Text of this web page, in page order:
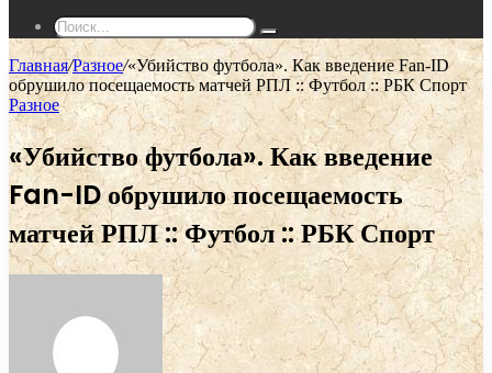
Поиск...
Главная/Разное/«Убийство футбола». Как введение Fan-ID
обрушило посещаемость матчей РПЛ :: Футбол :: РБК Спорт
Разное
«Убийство футбола». Как введение
Fan-ID обрушило посещаемость
матчей РПЛ :: Футбол :: РБК Спорт